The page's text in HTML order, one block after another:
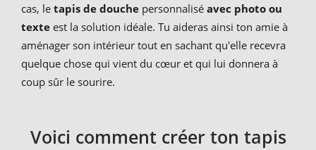
cas, le tapis de douche personnalisé avec photo ou
texte est la solution idéale. Tu aideras ainsi ton amie à
aménager son intérieur tout en sachant qu'elle recevra
quelque chose qui vient du cœur et qui lui donnera à
coup sûr le sourire.
Voici comment créer ton tapis